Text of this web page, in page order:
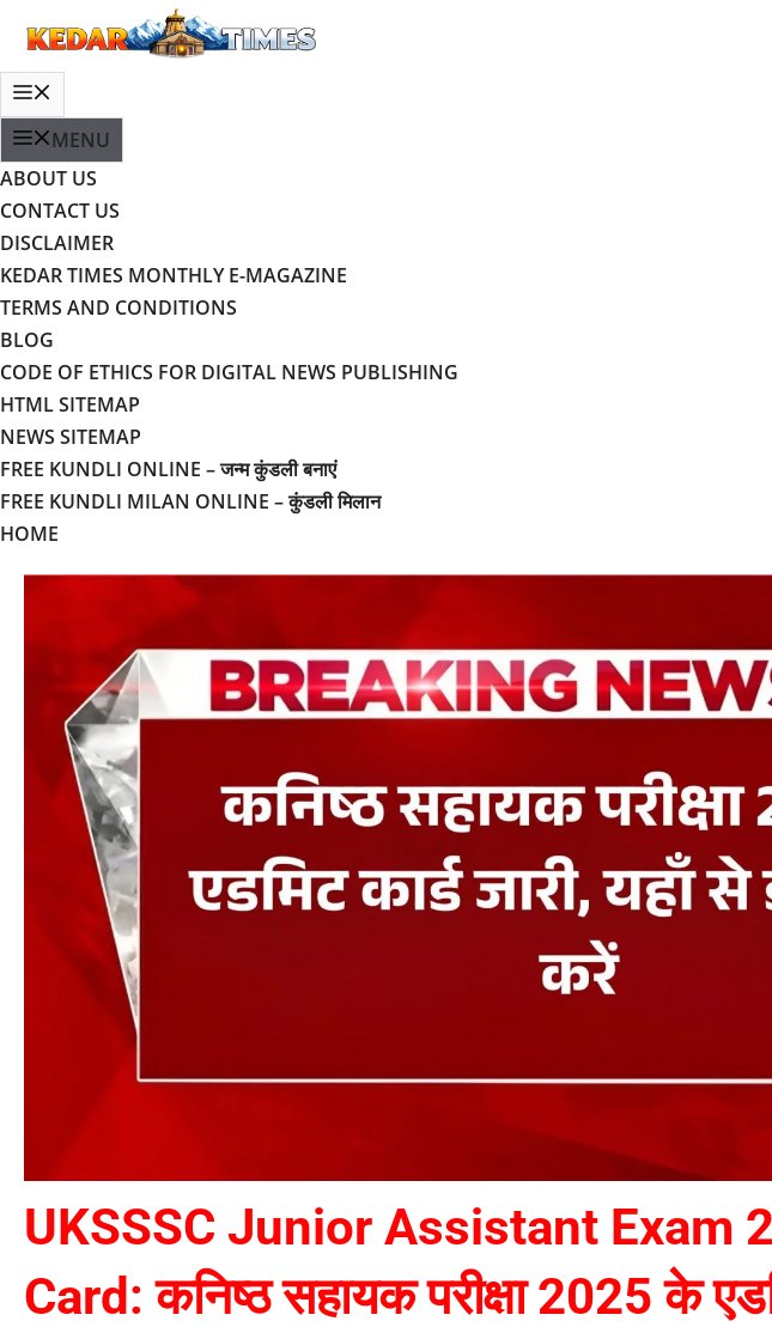
MENU
ABOUT US
CONTACT US
DISCLAIMER
KEDAR TIMES MONTHLY E-MAGAZINE
TERMS AND CONDITIONS
BLOG
CODE OF ETHICS FOR DIGITAL NEWS PUBLISHING
HTML SITEMAP
NEWS SITEMAP
FREE KUNDLI ONLINE – जन्म कुंडली बनाएं
FREE KUNDLI MILAN ONLINE – कुंडली मिलान
HOME
UKSSSC Junior Assistant Exam
Card: कनिष्ठ सहायक परीक्षा 2025 के